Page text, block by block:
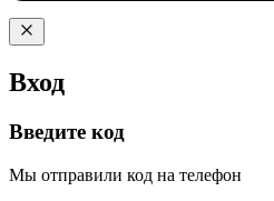
Вход
Введите код
Мы отправили код на телефон